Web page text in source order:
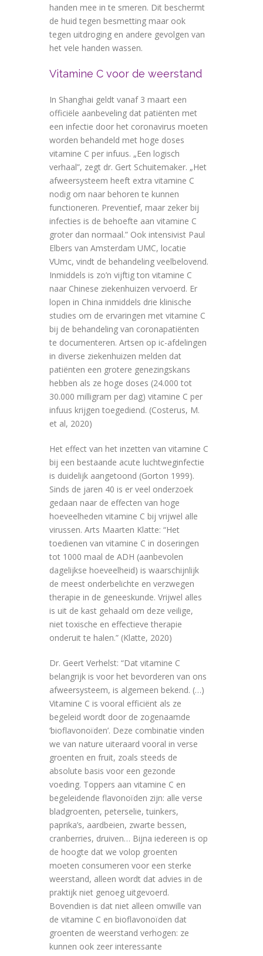
handen mee in te smeren. Dit beschermt
de huid tegen besmetting maar ook
tegen uitdroging en andere gevolgen van
het vele handen wassen.
Vitamine C voor de weerstand
In Shanghai geldt vanaf 3 maart een
officiële aanbeveling dat patiënten met
een infectie door het coronavirus moeten
worden behandeld met hoge doses
vitamine C per infuus. „Een logisch
verhaal”, zegt dr. Gert Schuitemaker. „Het
afweersysteem heeft extra vitamine C
nodig om naar behoren te kunnen
functioneren. Preventief, maar zeker bij
infecties is de behoefte aan vitamine C
groter dan normaal.” Ook intensivist Paul
Elbers van Amsterdam UMC, locatie
VUmc, vindt de behandeling veelbelovend.
Inmiddels is zo’n vijftig ton vitamine C
naar Chinese ziekenhuizen vervoerd. Er
lopen in China inmiddels drie klinische
studies om de ervaringen met vitamine C
bij de behandeling van coronapatiënten
te documenteren. Artsen op ic-afdelingen
in diverse ziekenhuizen melden dat
patiënten een grotere genezingskans
hebben als ze hoge doses (24.000 tot
30.000 milligram per dag) vitamine C per
infuus krijgen toegediend. (Costerus, M.
et al, 2020)
Het effect van het inzetten van vitamine C
bij een bestaande acute luchtweginfectie
is duidelijk aangetoond (Gorton 1999).
Sinds de jaren 40 is er veel onderzoek
gedaan naar de effecten van hoge
hoeveelheden vitamine C bij vrijwel alle
virussen. Arts Maarten Klatte: “Het
toedienen van vitamine C in doseringen
tot 1000 maal de ADH (aanbevolen
dagelijkse hoeveelheid) is waarschijnlijk
de meest onderbelichte en verzwegen
therapie in de geneeskunde. Vrijwel alles
is uit de kast gehaald om deze veilige,
niet toxische en effectieve therapie
onderuit te halen.” (Klatte, 2020)
Dr. Geert Verhelst: “Dat vitamine C
belangrijk is voor het bevorderen van ons
afweersysteem, is algemeen bekend. (…)
Vitamine C is vooral efficiënt als ze
begeleid wordt door de zogenaamde
‘bioflavonoïden’. Deze combinatie vinden
we van nature uiteraard vooral in verse
groenten en fruit, zoals steeds de
absolute basis voor een gezonde
voeding. Toppers aan vitamine C en
begeleidende flavonoïden zijn: alle verse
bladgroenten, peterselie, tuinkers,
paprika’s, aardbeien, zwarte bessen,
cranberries, druiven… Bijna iedereen is op
de hoogte dat we volop groenten
moeten consumeren voor een sterke
weerstand, alleen wordt dat advies in de
praktijk niet genoeg uitgevoerd.
Bovendien is dat niet alleen omwille van
de vitamine C en bioflavonoïden dat
groenten de weerstand verhogen: ze
kunnen ook zeer interessante